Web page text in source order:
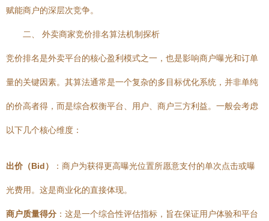
赋能商户的深层次竞争。
二、 外卖商家竞价排名算法机制探析
竞价排名是外卖平台的核心盈利模式之一，也是影响商户曝光和订单
量的关键因素。其算法通常是一个复杂的多目标优化系统，并非单纯
的价高者得，而是综合权衡平台、用户、商户三方利益。一般会考虑
以下几个核心维度：
出价（Bid） ：商户为获得更高曝光位置所愿意支付的单次点击或曝
光费用。这是商业化的直接体现。
商户质量得分 ：这是一个综合性评估指标，旨在保证用户体验和平台